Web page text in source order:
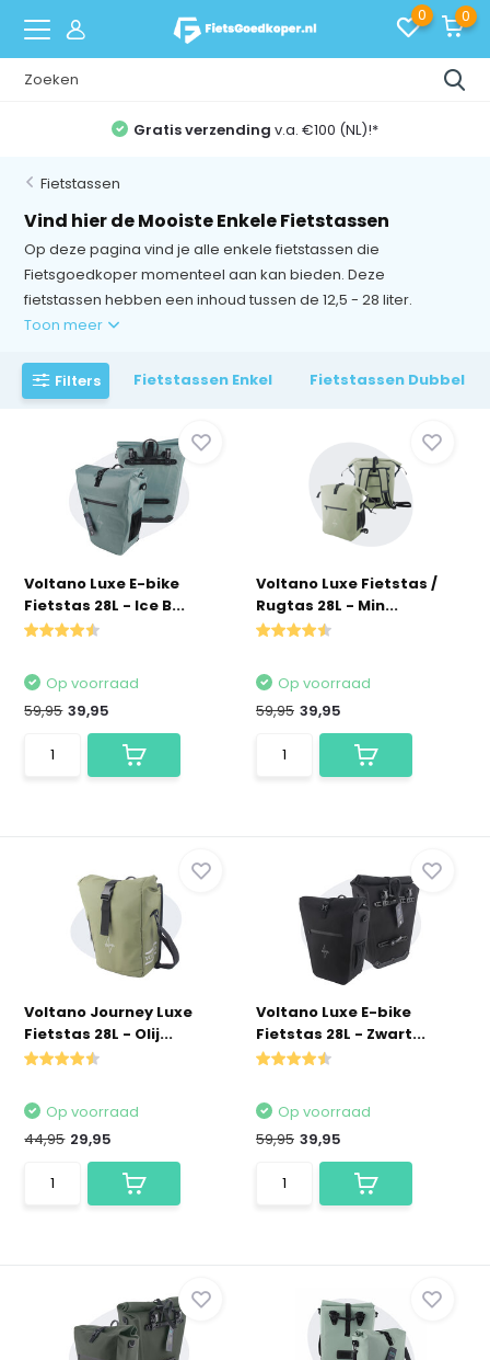
0 0
Gratis verzending v.a. €100 (NL)!*
Fietstassen
Vind hier de Mooiste Enkele Fietstassen
Op deze pagina vind je alle enkele fietstassen die
Fietsgoedkoper momenteel aan kan bieden. Deze
fietstassen hebben een inhoud tussen de 12,5 - 28 liter.
Toon meer
Filters Fietstassen Enkel Fietstassen Dubbel
Voltano Luxe E-bike
Fietstas 28L - Ice B...
Op voorraad
59,95 39,95
Voltano Luxe Fietstas /
Rugtas 28L - Min...
Op voorraad
59,95 39,95
Voltano Journey Luxe
Fietstas 28L - Olij...
Op voorraad
44,95 29,95
Voltano Luxe E-bike
Fietstas 28L - Zwart...
Op voorraad
59,95 39,95